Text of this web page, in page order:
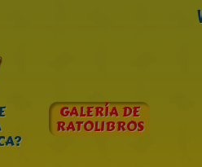
GALERÍA DE
RATOLIBROS